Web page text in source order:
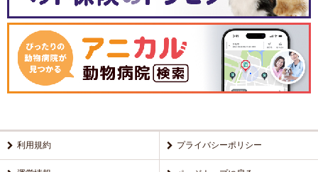
利用規約 プライバシーポリシー